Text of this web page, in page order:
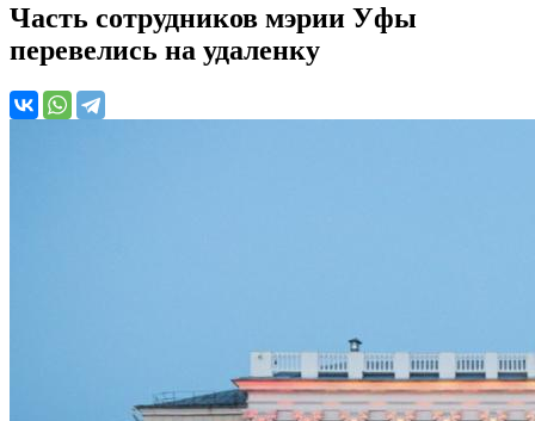
Часть сотрудников мэрии Уфы
перевелись на удаленку